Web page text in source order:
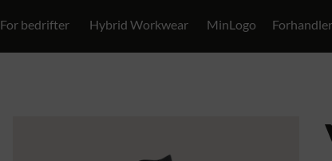
For bedrifter Hybrid Workwear MinLogo